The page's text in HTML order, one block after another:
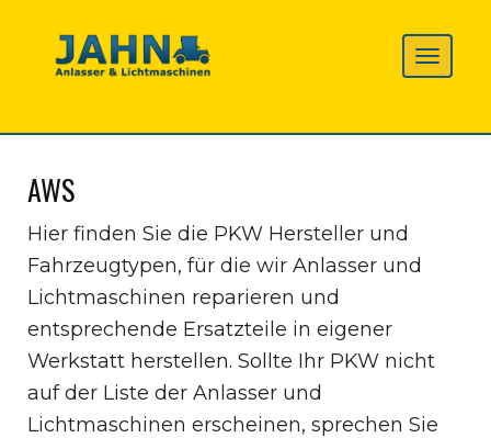
AWS
Hier finden Sie die PKW Hersteller und
Fahrzeugtypen, für die wir Anlasser und
Lichtmaschinen reparieren und
entsprechende Ersatzteile in eigener
Werkstatt herstellen. Sollte Ihr PKW nicht
auf der Liste der Anlasser und
Lichtmaschinen erscheinen, sprechen Sie